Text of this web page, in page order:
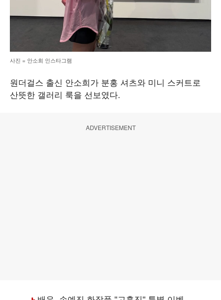
사진 = 안소희 인스타그램
원더걸스 출신 안소희가 분홍 셔츠와 미니 스커트로
산뜻한 갤러리 룩을 선보였다.
ADVERTISEMENT